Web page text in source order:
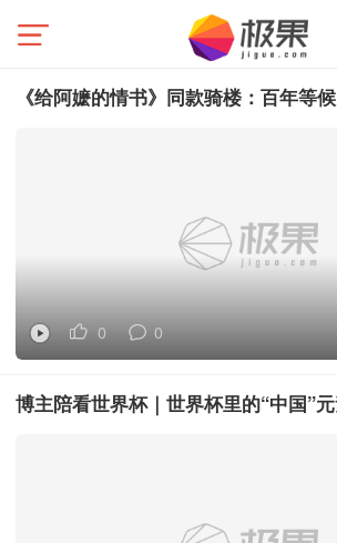
《给阿嬷的情书》同款骑楼：百年等
0 0
博主陪看世界杯｜世界杯里的“中国”